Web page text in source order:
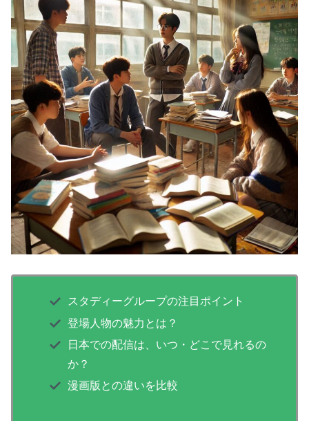
スタディーグループの注目ポイント
登場人物の魅力とは？
日本での配信は、いつ・どこで見れるの
か？
漫画版との違いを比較